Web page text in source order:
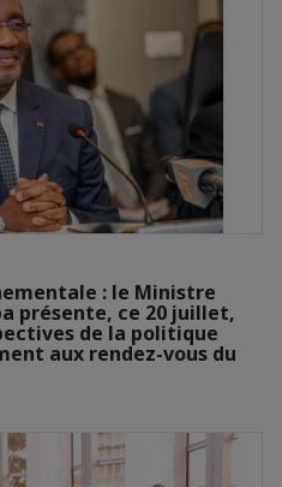
: le Ministre
présente, ce 20 juillet,
de la politique
aux rendez-vous du